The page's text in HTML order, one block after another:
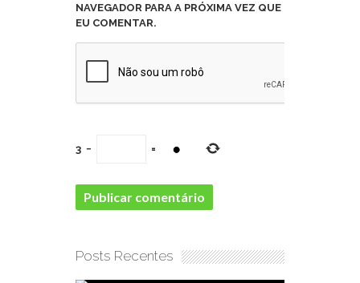
NAVEGADOR PARA A PRÓXIMA VEZ QUE
EU COMENTAR.
3 − =
Posts Recentes